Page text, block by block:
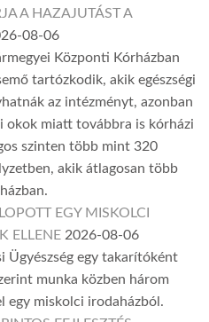
A HAZAJUTÁST A
08-06
Központi Kórházban
tartózkodik, akik egészségi
az intézményt, azonban
okok miatt továbbra is kórházi
szinten több mint 320
akik átlagosan több
EGY MISKOLCI
ELLENE 2026-08-06
Ügyészség egy takarítóként
munka közben három
miskolci irodaházból.